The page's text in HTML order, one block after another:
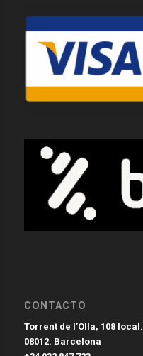
CONTACTO
Torrent de l’Olla, 108 local.
08012. Barcelona